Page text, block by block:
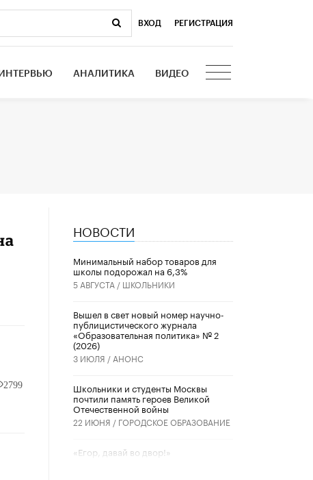
ВХОД РЕГИСТРАЦИЯ
ИНТЕРВЬЮ АНАЛИТИКА ВИДЕО
2799
НОВОСТИ
Минимальный набор товаров для
школы подорожал на 6,3%
5 АВГУСТА / ШКОЛЬНИКИ
Вышел в свет новый номер научно-
публицистического журнала
«Образовательная политика» № 2
(2026)
3 ИЮЛЯ / АНОНС
Школьники и студенты Москвы
почтили память героев Великой
Отечественной войны
22 ИЮНЯ / ГОРОДСКОЕ ОБРАЗОВАНИЕ
«Егор, давай во двор!»